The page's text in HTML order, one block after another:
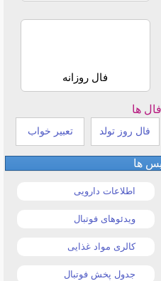
فال روزانه
ها
فال روز تولد تعبیر خواب
ها
اطلاعات دارویی
ویدئوهای فوتبال
کالری مواد غذایی
جدول پخش فوتبال